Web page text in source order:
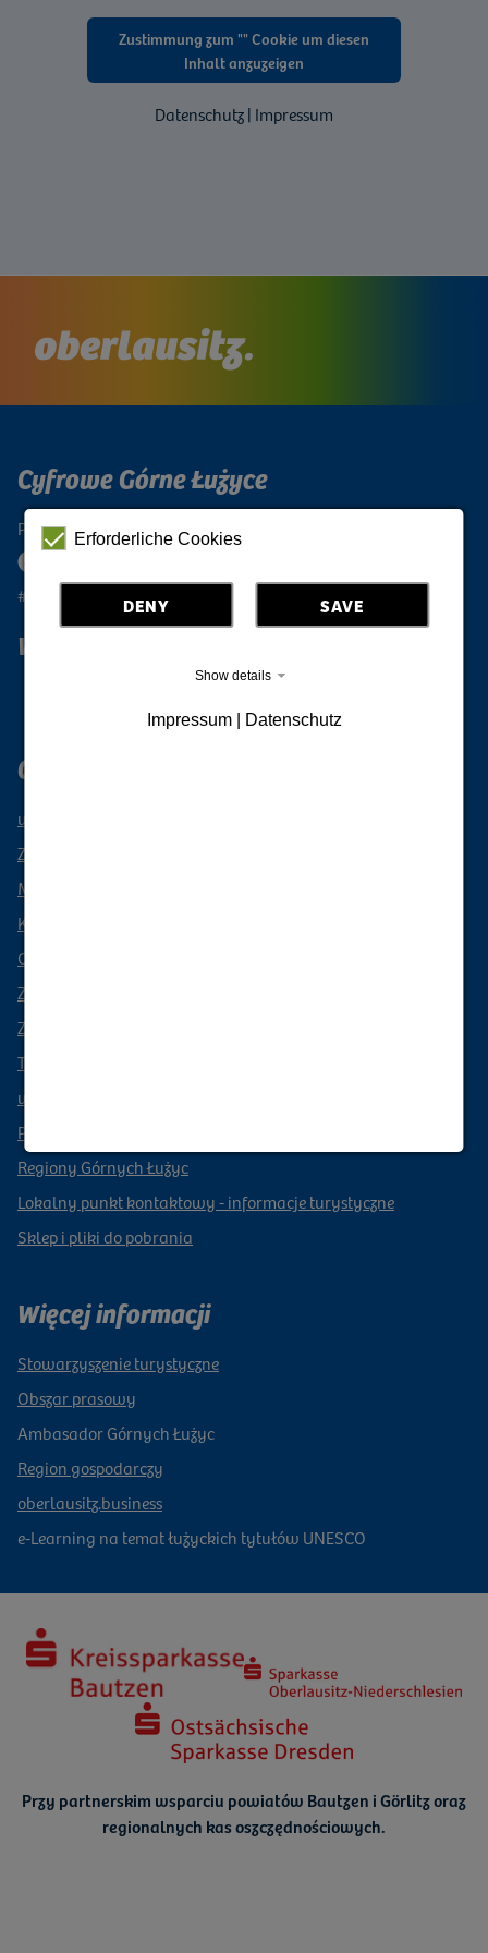
Zustimmung zum "" Cookie um diesen
Inhalt anzuzeigen
Datenschutz | Impressum
Cyfrowe Górne Łużyce
Podążaj za Oberlausitz
#oberlausitzunique
Wanderlust Górne Łużyce
Górne Łużyce region wakacyjny
wydarzenia
Zarezerwuj wakacje
Mobile przez Górne Łużyce
Kulinarne przysmaki z Górnych Łużyc
Camping & Caravaning
Zarezerwuj czas wolny
Zwłaszcza w przypadku noclegów
Trasy przygodowe bez barier
wirtualne doświadczenia
Podróże grupowe
Regiony Górnych Łużyc
Lokalny punkt kontaktowy - informacje turystyczne
Sklep i pliki do pobrania
Więcej informacji
Stowarzyszenie turystyczne
Obszar prasowy
Ambasador Górnych Łużyc
Region gospodarczy
oberlausitz.business
e-Learning na temat łużyckich tytułów UNESCO
Przy partnerskim wsparciu powiatów Bautzen i Görlitz oraz
regionalnych kas oszczędnościowych.
Erforderliche Cookies
DENY SAVE
Show details
Impressum | Datenschutz